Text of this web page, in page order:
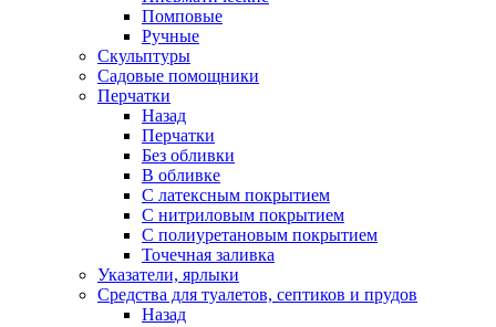
Помповые
Ручные
Скульптуры
Садовые помощники
Перчатки
Назад
Перчатки
Без обливки
В обливке
С латексным покрытием
С нитриловым покрытием
С полиуретановым покрытием
Точечная заливка
Указатели, ярлыки
Средства для туалетов, септиков и прудов
Назад